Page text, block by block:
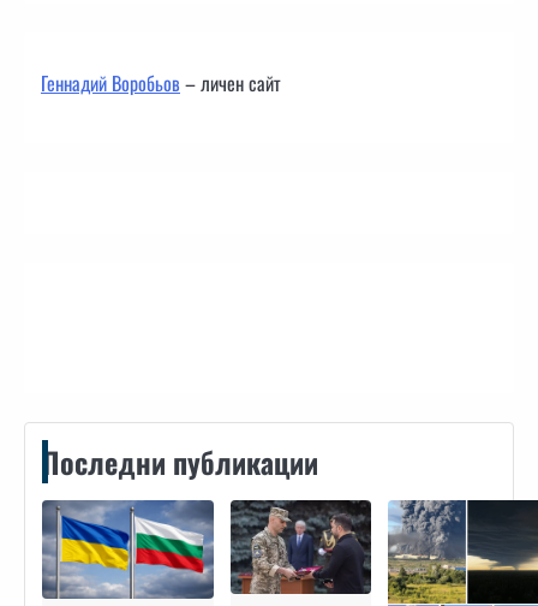
Геннадий Воробьов– личен сайт
Последни публикации